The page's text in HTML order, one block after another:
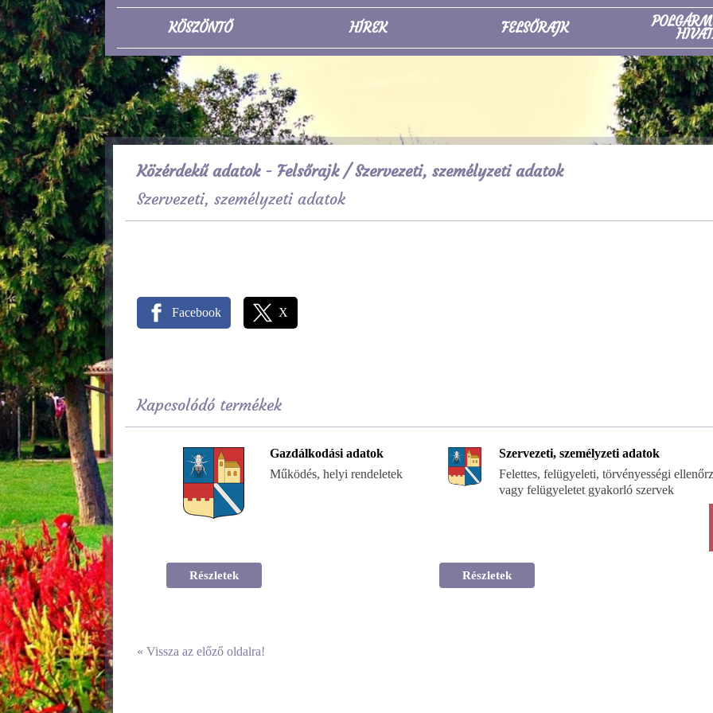
KÖSZÖNTŐ HÍREK FELSŐRAJK
Közérdekű adatok - Felsőrajk/ Szervezeti, személyzeti adatok
Szervezeti, személyzeti adatok
Facebook X
Kapcsolódó termékek
Gazdálkodási adatok
Működés, helyi rendeletek
Részletek
Szervezeti, személyzeti adatok
Felettes, felügyeleti, törvényességi
vagy felügyeletet gyakorló szervek
Részletek
« Vissza az előző oldalra!